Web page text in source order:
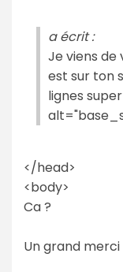
a écrit :
Je viens de
est sur ton
lignes
</head>
<body>
Ca ?
Un grand